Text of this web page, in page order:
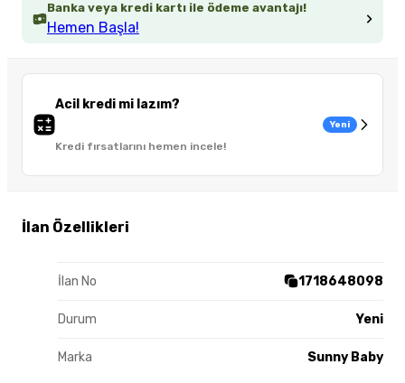
Banka veya kredi kartı ile ödeme avantajı!
Hemen Başla!
Acil kredi mi lazım?
Kredi fırsatlarını hemen incele!
Yeni
İlan Özellikleri
İlan No 1718648098
Durum Yeni
Marka Sunny Baby